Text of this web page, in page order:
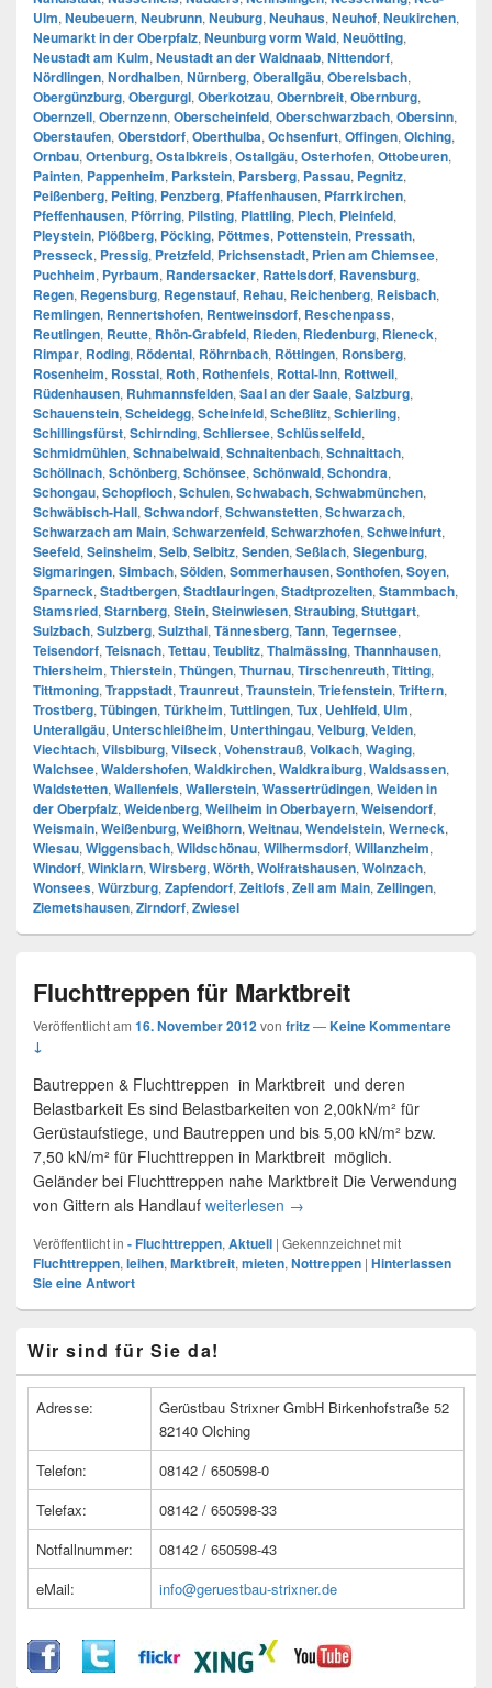
Ulm, Neubeuern, Neubrunn, Neuburg, Neuhaus, Neuhof, Neukirchen,
Neumarkt in der Oberpfalz, Neunburg vorm Wald, Neuötting,
Neustadt am Kulm, Neustadt an der Waldnaab, Nittendorf,
Nördlingen, Nordhalben, Nürnberg, Oberallgäu, Oberelsbach,
Obergünzburg, Obergurgl, Oberkotzau, Obernbreit, Obernburg,
Obernzell, Obernzenn, Oberscheinfeld, Oberschwarzbach, Obersinn,
Oberstaufen, Oberstdorf, Oberthulba, Ochsenfurt, Offingen, Olching,
Ornbau, Ortenburg, Ostalbkreis, Ostallgäu, Osterhofen, Ottobeuren,
Painten, Pappenheim, Parkstein, Parsberg, Passau, Pegnitz,
Peißenberg, Peiting, Penzberg, Pfaffenhausen, Pfarrkirchen,
Pfeffenhausen, Pförring, Pilsting, Plattling, Plech, Pleinfeld,
Pleystein, Plößberg, Pöcking, Pöttmes, Pottenstein, Pressath,
Presseck, Pressig, Pretzfeld, Prichsenstadt, Prien am Chiemsee,
Puchheim, Pyrbaum, Randersacker, Rattelsdorf, Ravensburg,
Regen, Regensburg, Regenstauf, Rehau, Reichenberg, Reisbach,
Remlingen, Rennertshofen, Rentweinsdorf, Reschenpass,
Reutlingen, Reutte, Rhön-Grabfeld, Rieden, Riedenburg, Rieneck,
Rimpar, Roding, Rödental, Röhrnbach, Röttingen, Ronsberg,
Rosenheim, Rosstal, Roth, Rothenfels, Rottal-Inn, Rottweil,
Rüdenhausen, Ruhmannsfelden, Saal an der Saale, Salzburg,
Schauenstein, Scheidegg, Scheinfeld, Scheßlitz, Schierling,
Schillingsfürst, Schirnding, Schliersee, Schlüsselfeld,
Schmidmühlen, Schnabelwaid, Schnaitenbach, Schnaittach,
Schöllnach, Schönberg, Schönsee, Schönwald, Schondra,
Schongau, Schopfloch, Schulen, Schwabach, Schwabmünchen,
Schwäbisch-Hall, Schwandorf, Schwanstetten, Schwarzach,
Schwarzach am Main, Schwarzenfeld, Schwarzhofen, Schweinfurt,
Seefeld, Seinsheim, Selb, Selbitz, Senden, Seßlach, Siegenburg,
Sigmaringen, Simbach, Sölden, Sommerhausen, Sonthofen, Soyen,
Sparneck, Stadtbergen, Stadtlauringen, Stadtprozelten, Stammbach,
Stamsried, Starnberg, Stein, Steinwiesen, Straubing, Stuttgart,
Sulzbach, Sulzberg, Sulzthal, Tännesberg, Tann, Tegernsee,
Teisendorf, Teisnach, Tettau, Teublitz, Thalmässing, Thannhausen,
Thiersheim, Thierstein, Thüngen, Thurnau, Tirschenreuth, Titting,
Tittmoning, Trappstadt, Traunreut, Traunstein, Triefenstein, Triftern,
Trostberg, Tübingen, Türkheim, Tuttlingen, Tux, Uehlfeld, Ulm,
Unterallgäu, Unterschleißheim, Unterthingau, Velburg, Velden,
Viechtach, Vilsbiburg, Vilseck, Vohenstrauß, Volkach, Waging,
Walchsee, Waldershofen, Waldkirchen, Waldkraiburg, Waldsassen,
Waldstetten, Wallenfels, Wallerstein, Wassertrüdingen, Weiden in
der Oberpfalz, Weidenberg, Weilheim in Oberbayern, Weisendorf,
Weismain, Weißenburg, Weißhorn, Weitnau, Wendelstein, Werneck,
Wiesau, Wiggensbach, Wildschönau, Wilhermsdorf, Willanzheim,
Windorf, Winklarn, Wirsberg, Wörth, Wolfratshausen, Wolnzach,
Wonsees, Würzburg, Zapfendorf, Zeitlofs, Zell am Main, Zellingen,
Ziemetshausen, Zirndorf, Zwiesel
Fluchttreppen für Marktbreit
Veröffentlicht am 16. November 2012von fritz—Keine Kommentare
↓
Bautreppen & Fluchttreppen in Marktbreit und deren
Belastbarkeit Es sind Belastbarkeiten von 2,00kN/m² für
Gerüstaufstiege, und Bautreppen und bis 5,00 kN/m² bzw.
7,50 kN/m² für Fluchttreppen in Marktbreit möglich.
Geländer bei Fluchttreppen nahe Marktbreit Die Verwendung
von Gittern als Handlauf weiterlesen Fluchttreppen für Marktbreit
→
Veröffentlicht in - Fluchttreppen, Aktuell | Gekennzeichnet mit
Fluchttreppen, leihen, Marktbreit, mieten, Nottreppen | Hinterlassen
Sie eine Antwort
Seitenleisten
Widget-
Wir sind für Sie da!
Adresse:
Gerüstbau Strixner GmbH Birkenhofstraße 52
82140 Olching
Telefon:
08142 / 650598-0
Telefax:
08142 / 650598-33
Notfallnummer:
08142 / 650598-43
eMail:
info@geruestbau-strixner.de